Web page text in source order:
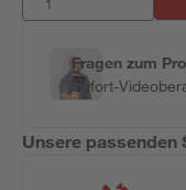
Fragen zum
Sofort-
Unsere passenden